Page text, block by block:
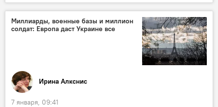
Рижская дума
взрыв бытового газа
Миллиарды, военные базы и миллион
солдат: Европа даст Украине все
Ирина Алкснис
7 января, 09:41